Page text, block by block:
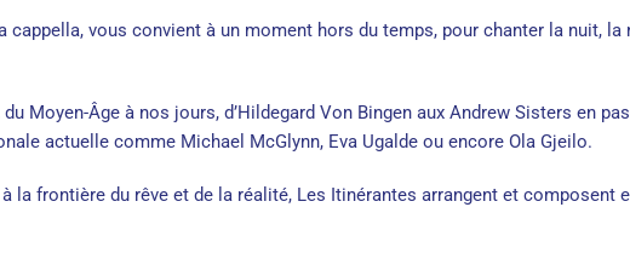
cappella, vous convient à un moment hors du temps, pour chanter la nuit,
Moyen-Âge à nos jours, d’Hildegard Von Bingen aux Andrew Sisters en
actuelle comme Michael McGlynn, Eva Ugalde ou encore Ola Gjeilo.
la frontière du rêve et de la réalité, Les Itinérantes arrangent et composent